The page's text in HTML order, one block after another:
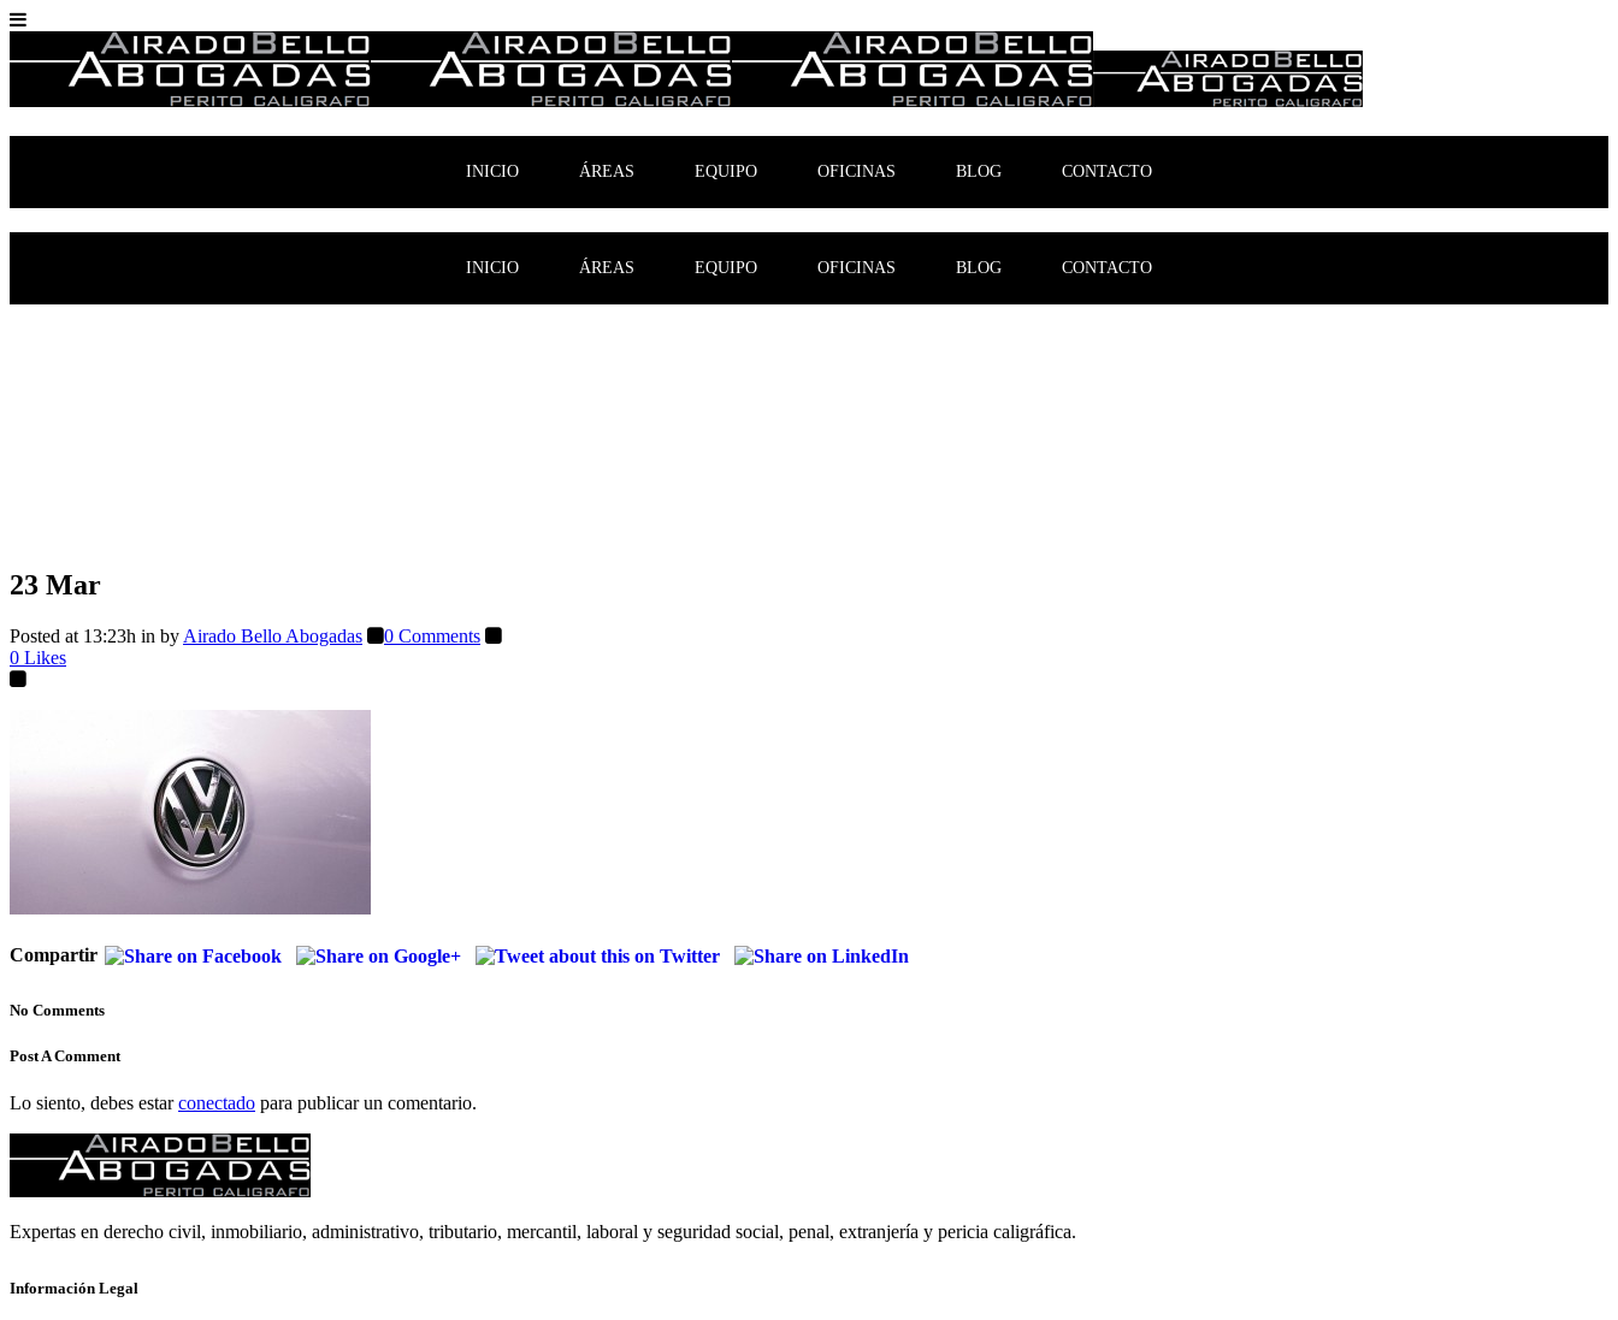
INICIO ÁREAS EQUIPO OFICINAS BLOG CONTACTO
INICIO ÁREAS EQUIPO OFICINAS BLOG CONTACTO
23 Mar
Posted at 13:23h in by Airado Bello Abogadas
0 Comments
0 Likes
Compartir
No Comments
Post A Comment
Lo siento, debes estarconectado para publicar un comentario.
Expertas en derecho civil, inmobiliario, administrativo, tributario, mercantil, laboral y seguridad social, penal, extranjería y pericia caligráfica.
Información Legal